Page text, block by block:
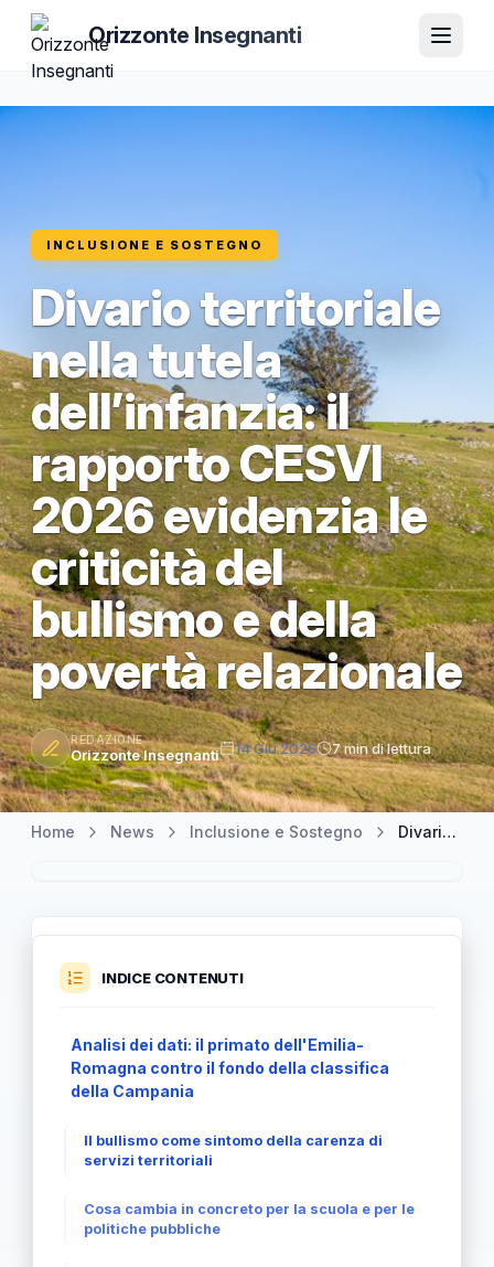
Orizzonte Insegnanti
INCLUSIONE E SOSTEGNO
Divario territoriale
nella tutela
dell’infanzia: il
rapporto CESVI
2026 evidenzia le
criticità del
bullismo e della
povertà relazionale
REDAZIONE
Orizzonte Insegnanti 14 Giu 2026 7 min di lettura
Home News Inclusione e Sostegno Divario territoriale nella tutela dell’infanzia: il rapporto CESVI 2026 evidenzia le criticità del bullismo e della povertà relazionale
INDICE CONTENUTI
Analisi dei dati: il primato dell'Emilia-
Romagna contro il fondo della classifica
della Campania
Il bullismo come sintomo della carenza di
servizi territoriali
Cosa cambia in concreto per la scuola e per le
politiche pubbliche